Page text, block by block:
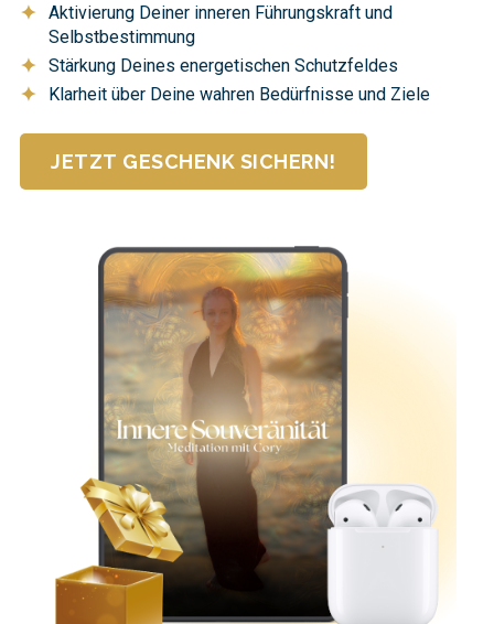
✦
Aktivierung Deiner inneren Führungskraft und
Selbstbestimmung
✦ Stärkung Deines energetischen Schutzfeldes
✦ Klarheit über Deine wahren Bedürfnisse und Ziele
JETZT GESCHENK SICHERN!